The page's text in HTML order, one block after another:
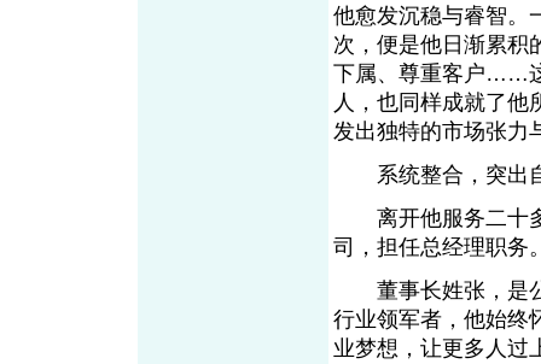
他愈发沉稳与睿智。
次，便是他日渐累积
下属、尊重客户……
人，也同样成就了他
发出独特的市场张力
系统整合，突出
离开他服务二十多
司，担任总经理职务
董事长姓张，是公
行业领军者，他始终
业梦想，让更多人过